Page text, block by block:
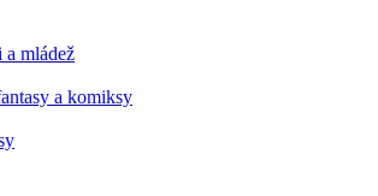
a mládež
a komiksy